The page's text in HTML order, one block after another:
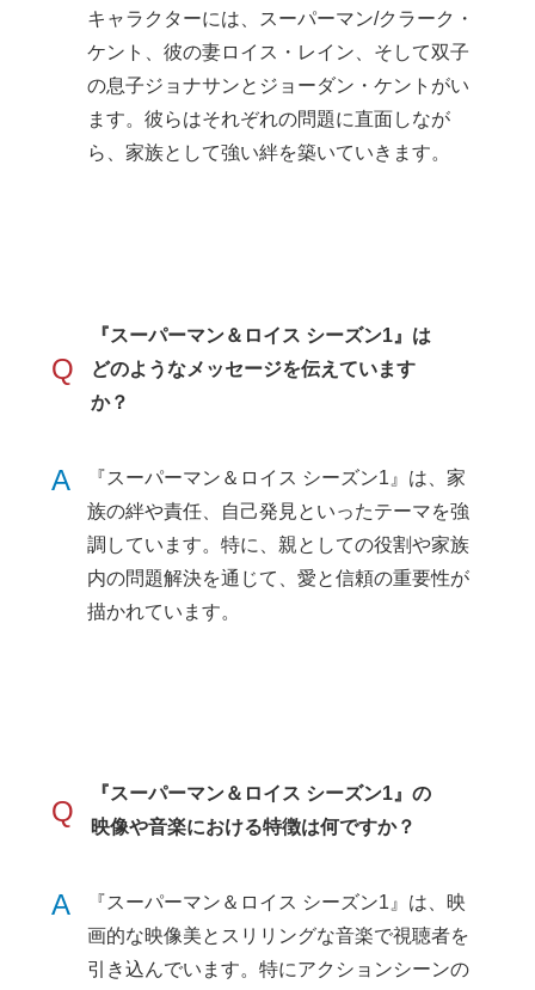
キャラクターには、スーパーマン/クラーク・
ケント、彼の妻ロイス・レイン、そして双子
の息子ジョナサンとジョーダン・ケントがい
ます。彼らはそれぞれの問題に直面しなが
ら、家族として強い絆を築いていきます。
Q
『スーパーマン＆ロイス シーズン1』は
どのようなメッセージを伝えています
か？
A
『スーパーマン＆ロイス シーズン1』は、家
族の絆や責任、自己発見といったテーマを強
調しています。特に、親としての役割や家族
内の問題解決を通じて、愛と信頼の重要性が
描かれています。
Q
『スーパーマン＆ロイス シーズン1』の
映像や音楽における特徴は何ですか？
A
『スーパーマン＆ロイス シーズン1』は、映
画的な映像美とスリリングな音楽で視聴者を
引き込んでいます。特にアクションシーンの